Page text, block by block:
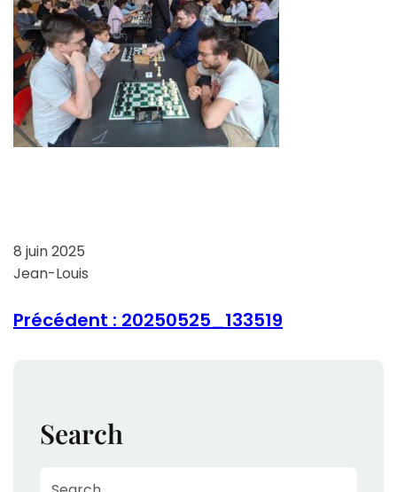
8 juin 2025
Jean-Louis
Précédent : 20250525_133519
Search